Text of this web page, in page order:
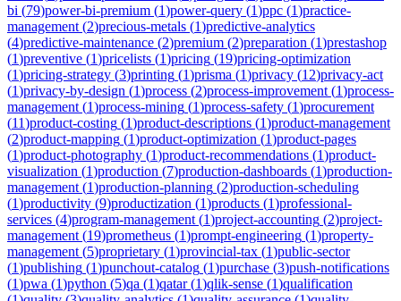
bi (79)power-bi-premium (1)power-query (1)ppc (1)practice-
management (2)precious-metals (1)predictive-analytics
(4)predictive-maintenance (2)premium (2)preparation (1)prestashop
(1)preventive (1)pricelists (1)pricing (19)pricing-optimization
(1)pricing-strategy (3)printing (1)prisma (1)privacy (12)privacy-act
(1)privacy-by-design (1)process (2)process-improvement (1)process-
management (1)process-mining (1)process-safety (1)procurement
(11)product-costing (1)product-descriptions (1)product-management
(2)product-mapping (1)product-optimization (1)product-pages
(1)product-photography (1)product-recommendations (1)product-
visualization (1)production (7)production-dashboards (1)production-
management (1)production-planning (2)production-scheduling
(1)productivity (9)productization (1)products (1)professional-
services (4)program-management (1)project-accounting (2)project-
management (19)prometheus (1)prompt-engineering (1)property-
management (5)proprietary (1)provincial-tax (1)public-sector
(1)publishing (1)punchout-catalog (1)purchase (3)push-notifications
(1)pwa (1)python (5)qa (1)qatar(1)qlik-sense (1)qualification